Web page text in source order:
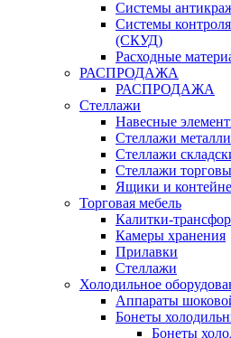
Системы
Системы
(СКУД)
Расходные
РАСПРОДАЖА
РАСПРОДАЖА
Стеллажи
Навесные
Стеллажи
Стеллажи
Стеллажи
Ящики и
Торговая мебель
Калитки-
Камеры хранения
Прилавки
Стеллажи
Холодильное
Аппараты
Бонеты
Бонеты